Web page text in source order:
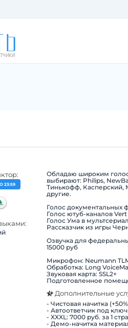
23:59
Обладаю широким
выбирают: Philips,
Тинькофф, Касперский,
другие.
Голос документальных
Голос ютуб-каналов
Голос Ума в
Рассказчик из игры
Озвучка для
15000 руб
Микрофон: Neumann
Обработка: Long
Звуковая карта: SSL2+
Подготовленное
Дополнительные
- Чистовая начитка
- Автоответчик под
- XXXL: 7000 руб. за 1
- Демо-начитка